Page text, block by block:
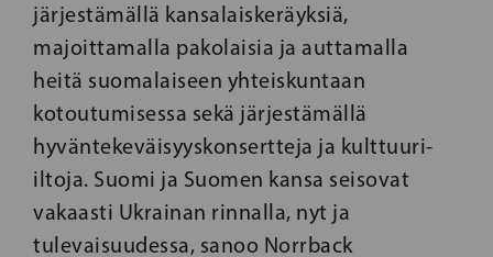
järjestämällä kansalaiskeräyksiä,
majoittamalla pakolaisia ja auttamalla
heitä suomalaiseen yhteiskuntaan
kotoutumisessa sekä järjestämällä
hyväntekeväisyyskonsertteja ja kulttuuri-
iltoja. Suomi ja Suomen kansa seisovat
vakaasti Ukrainan rinnalla, nyt ja
tulevaisuudessa, sanoo Norrback